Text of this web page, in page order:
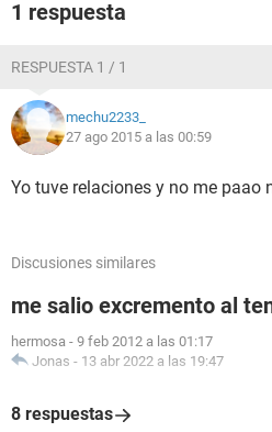
1 respuesta
RESPUESTA 1 / 1
mechu2233_
27 ago 2015 a las 00:59
Yo tuve relaciones y no me paao
Discusiones similares
me salio excremento al
hermosa - 9 feb 2012 a las 01:17
Jonas - 13 abr 2022 a las 19:47
8 respuestas